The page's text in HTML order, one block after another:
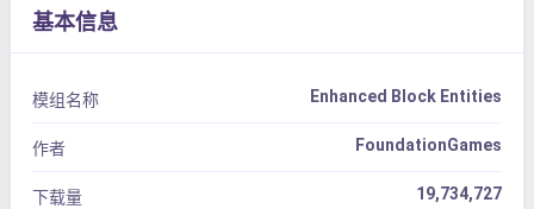
基本信息
模组名称 Enhanced Block Entities
作者 FoundationGames
下载量 19,734,727